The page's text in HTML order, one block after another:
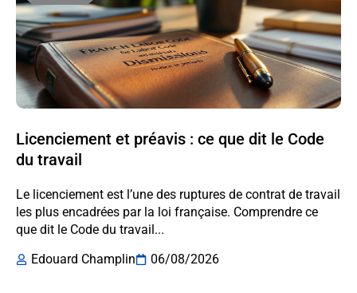
Licenciement et préavis : ce que dit le Code
du travail
Le licenciement est l’une des ruptures de contrat de travail
les plus encadrées par la loi française. Comprendre ce
que dit le Code du travail...
Edouard Champlin
06/08/2026